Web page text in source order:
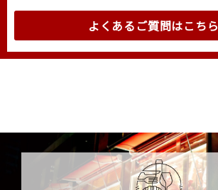
よくあるご質問はこちら